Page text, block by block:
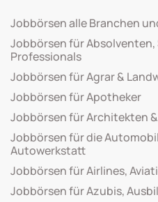
Jobbörsen alle Branchen
Jobbörsen für
Professionals
Jobbörsen für Agrar &
Jobbörsen für Apotheker
Jobbörsen für Architekten
Jobbörsen für die
Autowerkstatt
Jobbörsen für Airlines,
Jobbörsen für Azubis,